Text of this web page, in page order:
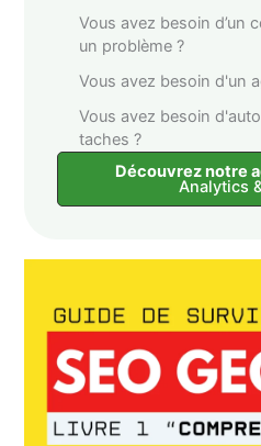
Vous avez besoin d’un
un problème ?
Vous avez besoin d'un
Vous avez besoin
taches ?
Découvrez notre
Analytics